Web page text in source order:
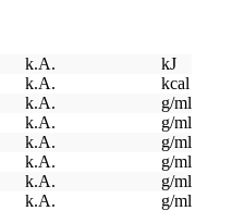
k.A.
kJ
k.A.
kcal
k.A.
g/ml
k.A.
g/ml
k.A.
g/ml
k.A.
g/ml
k.A.
g/ml
k.A.
g/ml